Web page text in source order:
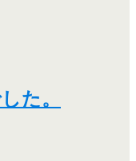
た。